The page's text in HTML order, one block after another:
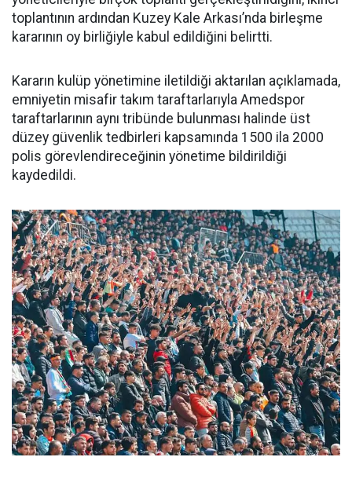
toplantının ardından Kuzey Kale Arkası’nda birleşme
kararının oy birliğiyle kabul edildiğini belirtti.
Kararın kulüp yönetimine iletildiği aktarılan açıklamada,
emniyetin misafir takım taraftarlarıyla Amedspor
taraftarlarının aynı tribünde bulunması halinde üst
düzey güvenlik tedbirleri kapsamında 1500 ila 2000
polis görevlendireceğinin yönetime bildirildiği
kaydedildi.